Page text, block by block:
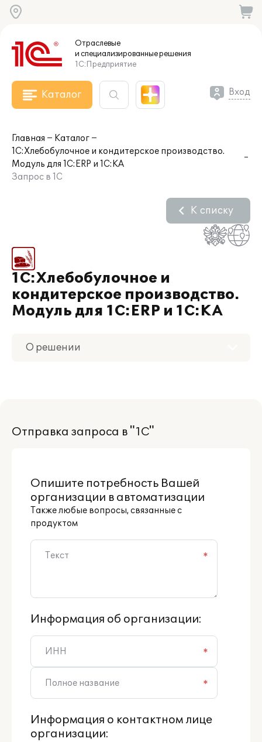
Отраслевые
и специализированныерешения
1С:Предприятие
Каталог Вход
Главная
Каталог
1С:Хлебобулочное и кондитерское производство.
Модуль для 1С:ERP и 1С:КА
Запрос в 1С
1С:Хлебобулочное и
кондитерское производство.
Модуль для 1С:ERP и 1С:КА
К списку
О решении
Материалы
Отправка запроса в "1С"
Опишите потребность Вашей
организации в автоматизации
Также любые вопросы, связанные с
продуктом
*
Информация об организации:
*
*
Информация о контактном лице
организации: